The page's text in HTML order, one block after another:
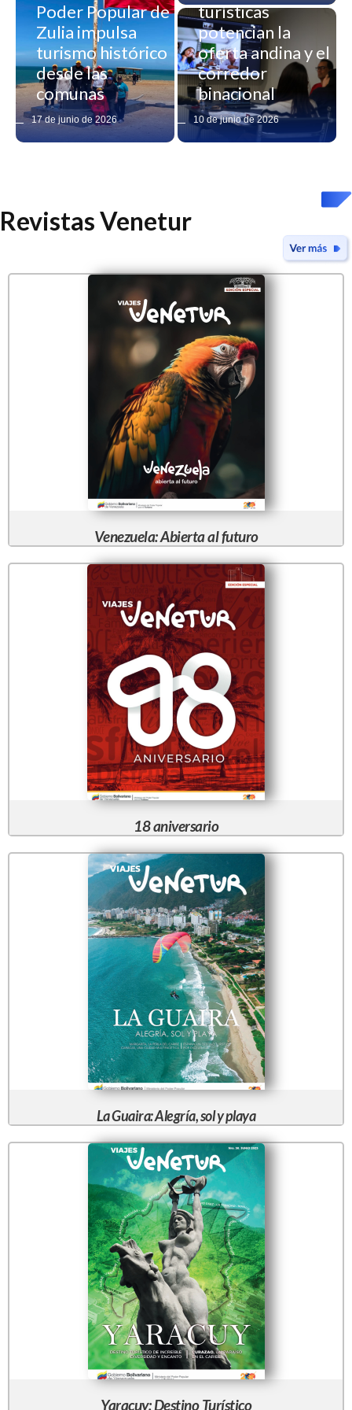
Poder Popular de
Zulia impulsa
turismo histórico
desde las
comunas
17 de junio de 2026
turísticas
potencian la
oferta andina y el
corredor
binacional
10 de junio de 2026
Revistas Venetur
Venezuela: Abierta al futuro
18 aniversario
La Guaira: Alegría, sol y playa
Yaracuy: Destino Turístico